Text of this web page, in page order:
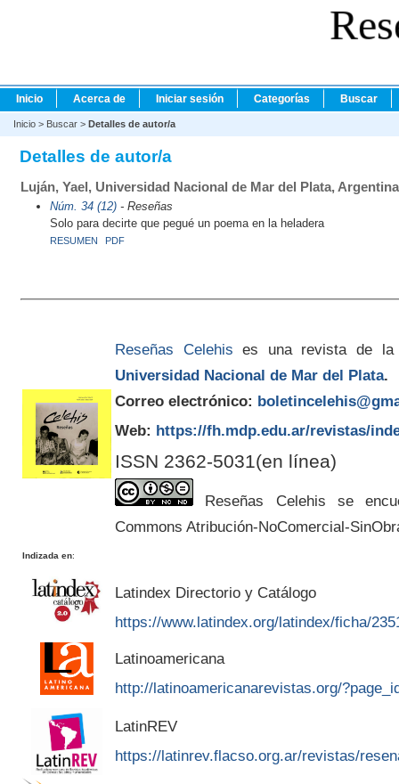
Inicio Acerca de Iniciar sesión Categorías Buscar
Inicio > Buscar > Detalles de autor/a
Detalles de autor/a
Luján, Yael, Universidad Nacional de Mar del Plata, Argentina
Núm. 34 (12)- Reseñas
Solo para decirte que pegué un poema en la heladera
RESUMEN PDF
Reseñas Celehis es una revista de la
Universidad Nacional de Mar del Plata.
Correo electrónico:
Web: https://fh.mdp.edu.ar/revistas/
ISSN 2362-5031(en línea)
Reseñas Celehis se
Commons Atribución-NoComercial-
Indizada en:
Latindex Directorio y Catálogo
https://www.latindex.org/latindex/ficha/
Latinoamericana
http://latinoamericanarevistas.org/
LatinREV
https://latinrev.flacso.org.ar/revistas/